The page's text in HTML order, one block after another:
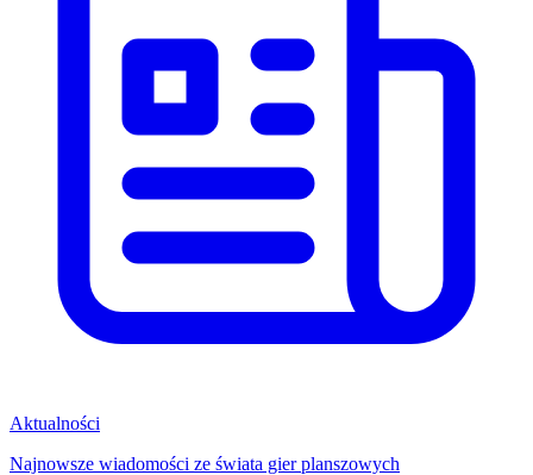
Aktualności
Najnowsze wiadomości ze świata gier planszowych